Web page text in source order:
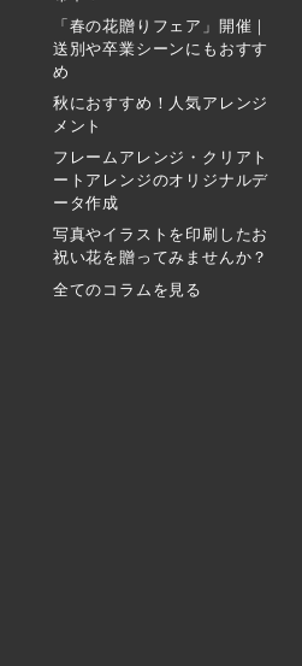
「春の花贈りフェア」開催｜
送別や卒業シーンにもおすす
め
秋におすすめ！人気アレンジ
メント
フレームアレンジ・クリアト
ートアレンジのオリジナルデ
ータ作成
写真やイラストを印刷したお
祝い花を贈ってみませんか？
全てのコラムを見る